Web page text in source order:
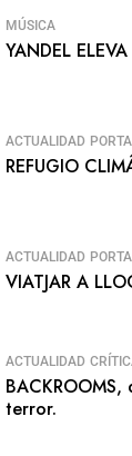
MÚSICA
YANDEL
ACTUALIDAD
REFUGIO
ACTUALIDAD
VIATJAR A
ACTUALIDAD
BACKROOMS,
terror.